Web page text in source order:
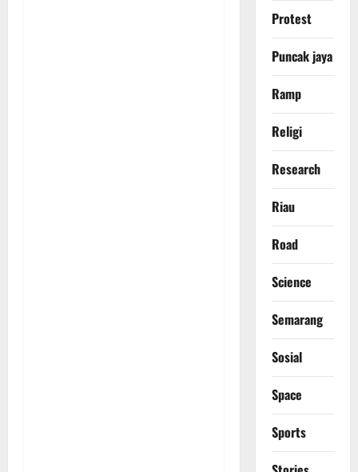
Protest
Puncak jaya
Ramp
Religi
Research
Riau
Road
Science
Semarang
Sosial
Space
Sports